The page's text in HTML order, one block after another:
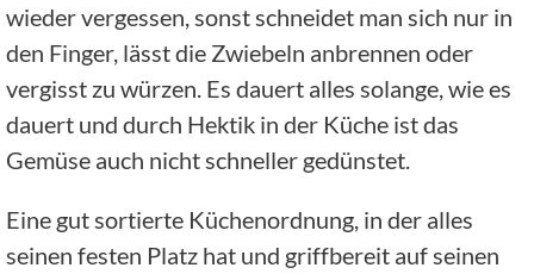
wieder vergessen, sonst schneidet man sich nur in
den Finger, lässt die Zwiebeln anbrennen oder
vergisst zu würzen. Es dauert alles solange, wie es
dauert und durch Hektik in der Küche ist das
Gemüse auch nicht schneller gedünstet.
Eine gut sortierte Küchenordnung, in der alles
seinen festen Platz hat und griffbereit auf seinen